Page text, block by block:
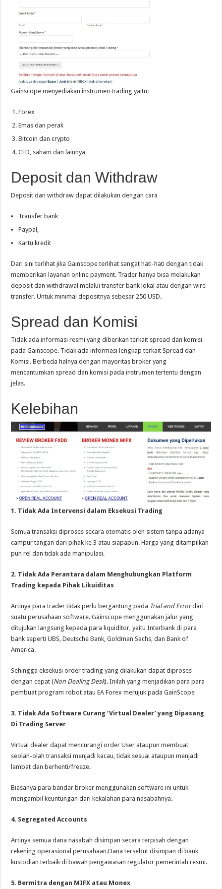
Gainscope menyediakan instrumen trading yaitu:
Forex
Emas dan perak
Bitcoin dan crypto
CFD, saham dan lainnya
Deposit dan Withdraw
Deposit dan withdraw dapat dilakukan dengan cara
Transfer bank
Paypal,
Kartu kredit
Dari sini terlihat jika Gainscope terlihat sangat hati-hati dengan tidak
memberikan layanan online payment. Trader hanya bisa melakukan
deposit dan withdrawal melalui transfer bank lokal atau dengan wire
transfer. Untuk minimal depositnya sebesar 250 USD.
Spread dan Komisi
Tidak ada informasi resmi yang diberikan terkait spread dan komisi
pada Gainscope. Tidak ada informasi lengkap terkait Spread dan
Komisi. Berbeda halnya dengan mayoritas broker yang
mencantumkan spread dan komisi pada instrumen tertentu dengan
jelas.
Kelebihan
1. Tidak Ada Intervensi dalam Eksekusi Trading
Semua transaksi diproses secara otomatis oleh sistem tanpa adanya
campur tangan dari pihak ke 3 atau siapapun. Harga yang ditampilkan
pun rel dan tidak ada manipulasi.
2. Tidak Ada Perantara dalam Menghubungkan Platform
Trading kepada Pihak Likuiditas
Artinya para trader tidak perlu bergantung pada Trial and Errordari
suatu perusahaan software. Gainscope menggunakan jalur yang
ditujukan langsung kepada para liquiditor, yaitu Interbank di para
bank seperti UBS, Deutsche Bank, Goldman Sachs, dan Bank of
America.
Sehingga eksekusi order trading yang dilakukan dapat diproses
dengan cepat (Non Dealing Desk). Inilah yang menjadikan para para
pembuat program robot atau EA Forex merujuk pada GainScope
3. Tidak Ada Software Curang ‘Virtual Dealer’ yang Dipasang
Di Trading Server
Virtual dealer dapat mencurangi order User ataupun membuat
seolah-olah transaksi menjadi kacau, tidak sesuai ataupun menjadi
lambat dan berhenti/freeze.
Biasanya para bandar broker menggunakan software ini untuk
mengambil keuntungan dari kekalahan para nasabahnya.
4. Segregated Accounts
Artinya semua dana nasabah disimpan secara terpisah dengan
rekening operasional perusahaan.Dana tersebut disimpan di bank
kustodian terbaik di bawah pengawasan regulator pemerintah resmi.
5. Bermitra dengan MIFX atau Monex